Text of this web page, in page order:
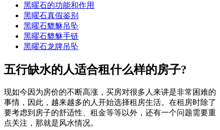
黑曜石的功能和作用
黑曜石真假鉴别
黑曜石貔貅吊坠
黑曜石貔貅手链
黑曜石龙牌吊坠
五行缺水的人适合租什么样的房子?
现如今因为房价的不断高涨，买房对很多人来讲是非常困难的
事情，因此，越来越多的人开始选择租房生活。在租房时除了
要考虑到房子的舒适性、租金等等以外，还有一个问题需要重
点关注，那就是风水情况。